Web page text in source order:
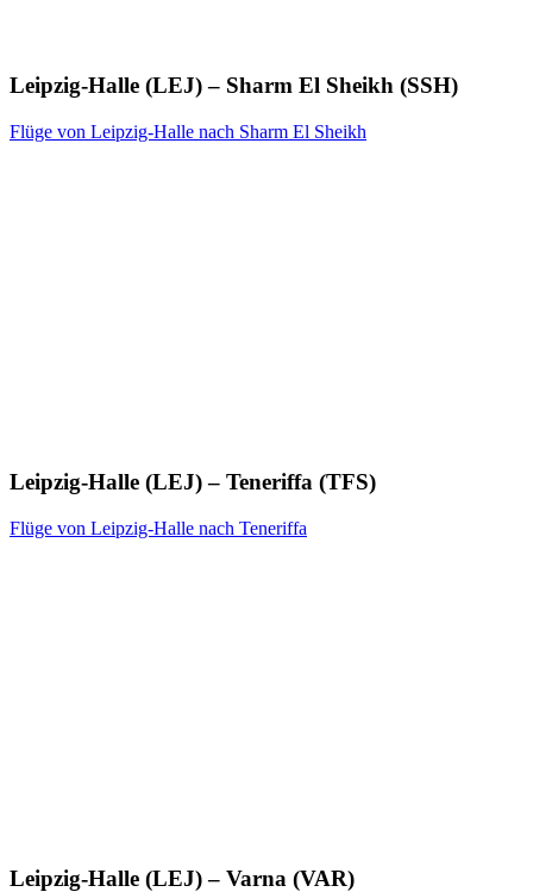
Leipzig-Halle (LEJ) – Sharm El Sheikh (SSH)
Flüge von Leipzig-Halle nach Sharm El Sheikh
Leipzig-Halle (LEJ) – Teneriffa (TFS)
Flüge von Leipzig-Halle nach Teneriffa
Leipzig-Halle (LEJ) – Varna (VAR)